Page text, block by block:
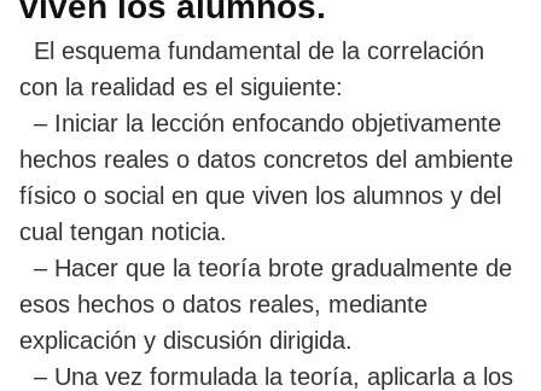
El esquema fundamental de la correlación
con la realidad es el siguiente:
– Iniciar la lección enfocando objetivamente
hechos reales o datos concretos del ambiente
físico o social en que viven los alumnos y del
cual tengan noticia.
– Hacer que la teoría brote gradualmente de
esos hechos o datos reales, mediante
explicación y discusión dirigida.
– Una vez formulada la teoría, aplicarla a los